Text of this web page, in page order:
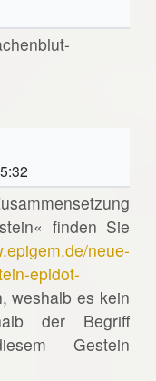
finden Sie
neue-
epidot-
weshalb es kein
der Begriff
Gestein